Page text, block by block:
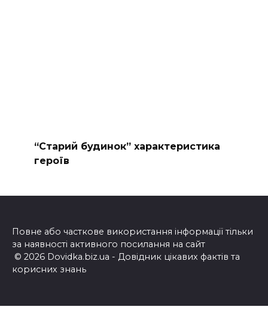
“Старий будинок” характеристика
героїв
Повне або часткове використання інформації тільки
за наявності активного посилання на сайт
© 2026 Dovidka.biz.ua - Довідник цікавих фактів та
корисних знань